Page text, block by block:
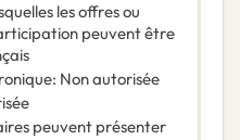
les offres ou
peuvent être
: Non autorisée
peuvent présenter